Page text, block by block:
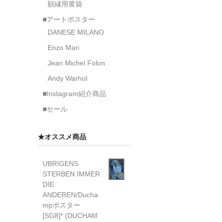
額縁用黄袋
■アートポスター
DANESE MILANO
Enzo Mari
Jean Michel Folon
Andy Warhol
■Instagram紹介商品
■セール
★オススメ商品
UBRIGENS
STERBEN IMMER
DIE
ANDEREN/Ducha
mpポスター
[SG8]* (DUCHAM